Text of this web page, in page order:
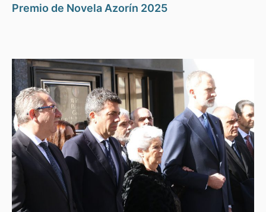
Premio de Novela Azorín 2025